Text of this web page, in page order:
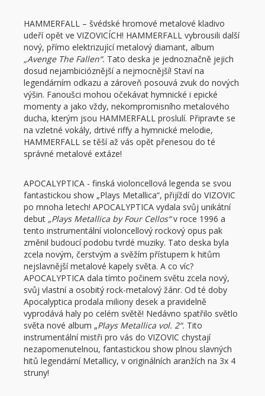
HAMMERFALL – švédské hromové metalové kladivo
udeří opět ve VIZOVICÍCH! HAMMERFALL vybrousili další
nový, přímo elektrizující metalový diamant, album
„Avenge The Fallen“. Tato deska je jednoznačně jejich
dosud nejambicióznější a nejmocnější! Staví na
legendárním odkazu a zároveň posouvá zvuk do nových
výšin. Fanoušci mohou očekávat hymnické i epické
momenty a jako vždy, nekompromisního metalového
ducha, kterým jsou HAMMERFALL proslulí. Připravte se
na vzletné vokály, drtivé riffy a hymnické melodie,
HAMMERFALL se těší až vás opět přenesou do té
správné metalové extáze!
APOCALYPTICA - finská violoncellová legenda se svou
fantastickou show „Plays Metallica“, přijíždí do VIZOVIC
po mnoha letech! APOCALYPTICA vydala svůj unikátní
debut „Plays Metallica by Four Cellos“v roce 1996 a
tento instrumentální violoncellový rockový opus pak
změnil budoucí podobu tvrdé muziky. Tato deska byla
zcela novým, čerstvým a svěžím přístupem k hitům
nejslavnější metalové kapely světa. A co víc?
APOCALYPTICA dala tímto počinem světu zcela nový,
svůj vlastní a osobitý rock-metalový žánr. Od té doby
Apocalyptica prodala miliony desek a pravidelně
vyprodává haly po celém světě! Nedávno spatřilo světlo
světa nové album „Plays Metallica vol. 2“. Tito
instrumentální mistři pro vás do VIZOVIC chystají
nezapomenutelnou, fantastickou show plnou slavných
hitů legendární Metallicy, v originálních aranžích na 3x 4
struny!